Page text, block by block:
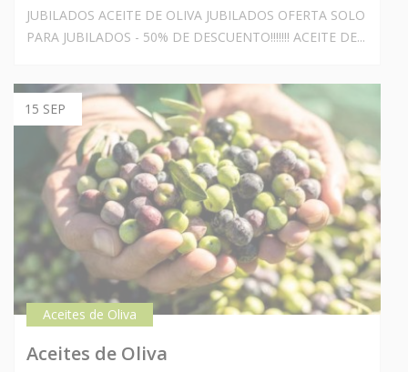
JUBILADOS ACEITE DE OLIVA JUBILADOS OFERTA SOLO
PARA JUBILADOS - 50% DE DESCUENTO!!!!!!! ACEITE DE...
15 SEP
Aceites de Oliva
Aceites de Oliva